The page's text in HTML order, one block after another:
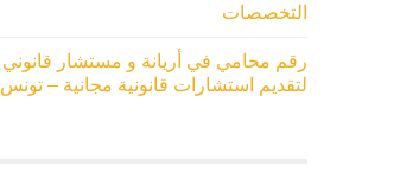
التخصصات
رقم محامي في أريانة و مستشار قانوني
لتقديم استشارات قانونية مجانية – تونس